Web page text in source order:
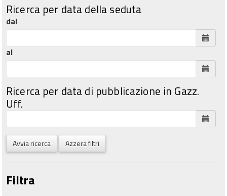
Ricerca per data della seduta
dal
al
Ricerca per data di pubblicazione in Gazz.
Uff.
Avvia ricerca Azzera filtri
Filtra